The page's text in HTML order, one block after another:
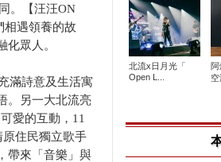
。【汪汪ON
相遇領養的故
眾人。
滿詩意及生活寓
。另一大北流亮
愛的互動，11
原住民獨立歌手
帶來「音樂」與
北流x日月光「
Open L...
阿
空